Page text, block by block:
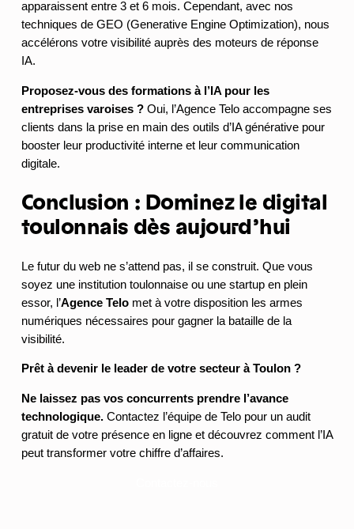
apparaissent entre 3 et 6 mois. Cependant, avec nos
techniques de GEO (Generative Engine Optimization), nous
accélérons votre visibilité auprès des moteurs de réponse
IA.
Proposez-vous des formations à l’IA pour les
entreprises varoises ?Oui, l’Agence Telo accompagne ses
clients dans la prise en main des outils d’IA générative pour
booster leur productivité interne et leur communication
digitale.
Conclusion : Dominez le digital
toulonnais dès aujourd’hui
Le futur du web ne s’attend pas, il se construit. Que vous
soyez une institution toulonnaise ou une startup en plein
essor, l’Agence Telomet à votre disposition les armes
numériques nécessaires pour gagner la bataille de la
visibilité.
Prêt à devenir le leader de votre secteur à Toulon ?
Ne laissez pas vos concurrents prendre l’avance
technologique.Contactez l’équipe de Telo pour un audit
gratuit de votre présence en ligne et découvrez comment l’IA
peut transformer votre chiffre d’affaires.